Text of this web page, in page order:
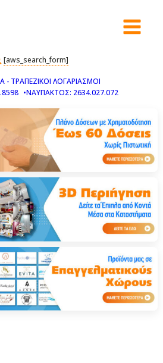
[aws_search_form]
- ΤΡΑΠΕΖΙΚΟΙ ΛΟΓΑΡΙΑΣΜΟΙ
•ΝΑΥΠΑΚΤΟΣ: 2634.027.072